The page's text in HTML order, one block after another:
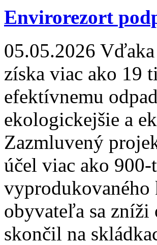
Envirorezort
05.05.2026 Vďaka
získa viac ako 19
efektívnemu
ekologickejšie a
Zazmluvený
účel viac ako
vyprodukovaného
obyvateľa sa
skončil na